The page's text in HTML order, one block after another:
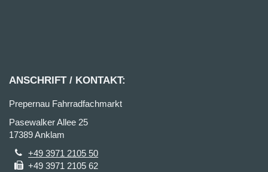
ANSCHRIFT / KONTAKT:
Prepernau Fahrradfachmarkt
Pasewalker Allee 25
17389 Anklam
+49 3971 2105 50
+49 3971 2105 62